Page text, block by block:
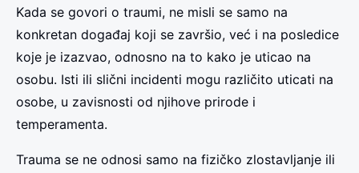
Kada se govori o traumi, ne misli se samo na
konkretan događaj koji se završio, već i na posledice
koje je izazvao, odnosno na to kako je uticao na
osobu. Isti ili slični incidenti mogu različito uticati na
osobe, u zavisnosti od njihove prirode i
temperamenta.
Trauma se ne odnosi samo na fizičko zlostavljanje ili